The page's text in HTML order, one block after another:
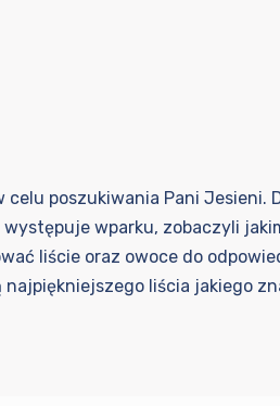
celu poszukiwania Pani
wparku, zobaczyli
liście oraz owoce do
liścia jakiego